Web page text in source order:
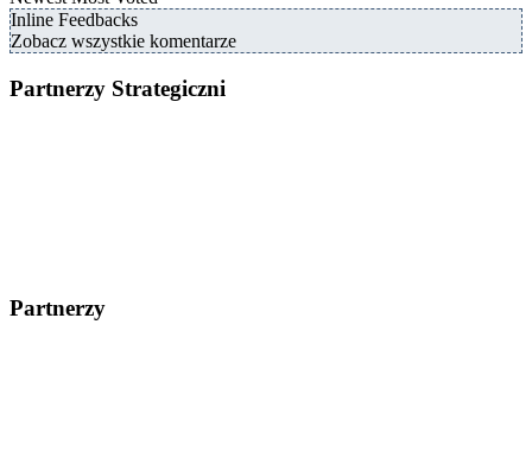
Inline Feedbacks
Zobacz wszystkie komentarze
Partnerzy Strategiczni
Partnerzy